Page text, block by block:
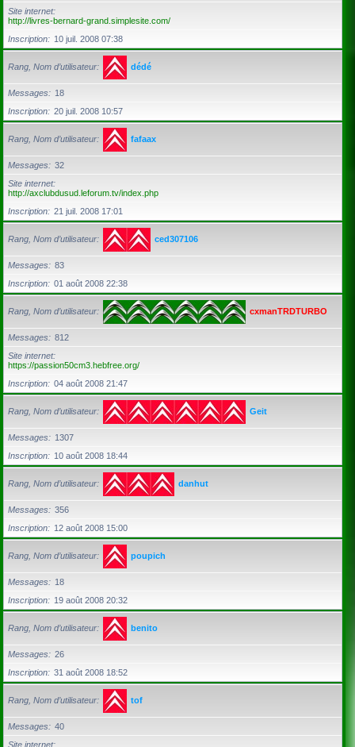
Site internet
http://livres-bernard-grand.simplesite.com/
Inscription
10 juil. 2008 07:38
Rang, Nom d’utilisateur dédé
Messages
18
Inscription
20 juil. 2008 10:57
Rang, Nom d’utilisateur fafaax
Messages
32
Site internet
http://axclubdusud.leforum.tv/index.php
Inscription
21 juil. 2008 17:01
Rang, Nom d’utilisateur ced307106
Messages
83
Inscription
01 août 2008 22:38
Rang, Nom d’utilisateur cxmanTRDTURBO
Messages
812
Site internet
https://passion50cm3.hebfree.org/
Inscription
04 août 2008 21:47
Rang, Nom d’utilisateur Geit
Messages
1307
Inscription
10 août 2008 18:44
Rang, Nom d’utilisateur danhut
Messages
356
Inscription
12 août 2008 15:00
Rang, Nom d’utilisateur poupich
Messages
18
Inscription
19 août 2008 20:32
Rang, Nom d’utilisateur benito
Messages
26
Inscription
31 août 2008 18:52
Rang, Nom d’utilisateur tof
Messages
40
Site internet